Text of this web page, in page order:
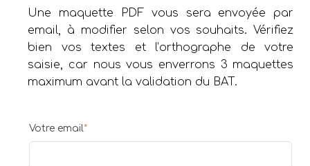
Une maquette PDF vous sera envoyée par
email, à modifier selon vos souhaits. Vérifiez
bien vos textes et l’orthographe de votre
saisie, car nous vous enverrons 3 maquettes
maximum avant la validation du BAT.
Votre email*